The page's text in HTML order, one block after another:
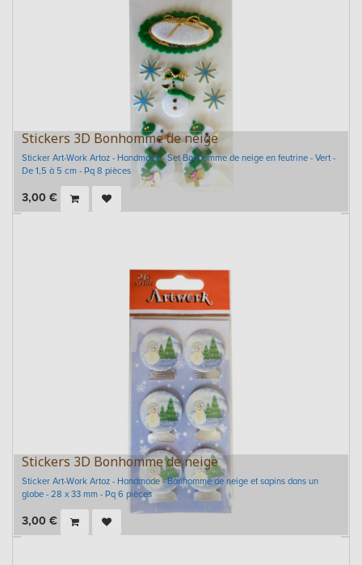
Stickers 3D Bonhomme de neige
Sticker Art-Work Artoz - Handmade - Set Bonhomme de neige en feutrine - Vert -
De 1,5 à 5 cm - Pq 8 pièces
3,00 €
Stickers 3D Bonhomme de neige
Sticker Art-Work Artoz - Handmade - Bonhomme de neige et sapins dans un
globe - 28 x 33 mm - Pq 6 pièces
3,00 €